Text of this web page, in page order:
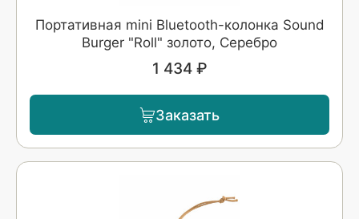
Портативная mini Bluetooth-колонка Sound
Burger "Roll" золото, Серебро
1 434 ₽
Заказать